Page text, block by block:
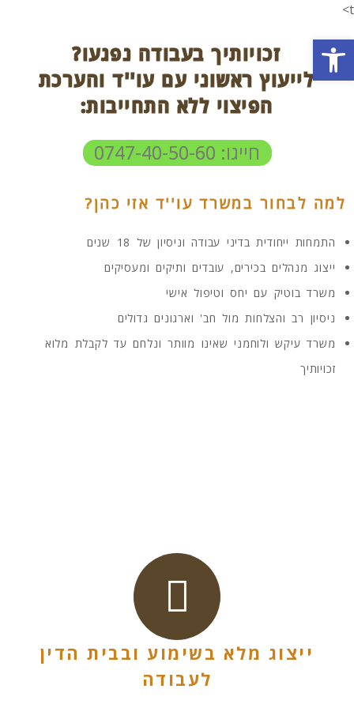
t>
זכויותיך בעבודה נפגעו?
לייעוץ ראשוני עם עו''ד והערכת
הפיצוי ללא התחייבות:
חייגו: 0747-40-50-60
למה לבחור במשרד עו''ד אזי כהן?
התמחות ייחודית בדיני עבודה וניסיון של 18 שנים
ייצוג מנהלים בכירים, עובדים ותיקים ומעסיקים
משרד בוטיק עם יחס וטיפול אישי
ניסיון רב והצלחות מול חב' וארגונים גדולים
משרד עיקש ולוחמני שאינו מוותר ונלחם עד לקבלת מלוא
זכויותיך
ייצוג מלא בשימוע ובבית הדין
לעבודה
פתח סרגל נגישות